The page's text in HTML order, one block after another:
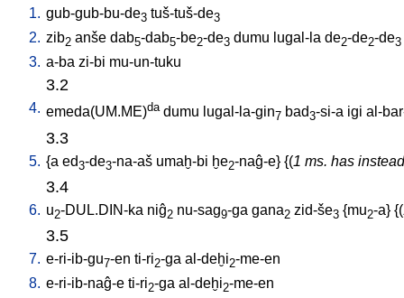
1. gub-gub-bu-de3 tuš-tuš-de3
2. zib2 anše dab5-dab5-be2-de3 dumu lugal-la de2-de2-de3
3. a-ba zi-bi mu-un-tuku
3.2
4. emeda(UM.ME)da dumu lugal-la-gin7 bad3-si-a igi al-
3.3
5. {a ed3-de3-na-aš umaḫ-bi ḫe2-naĝ-e} {(1 ms. has
3.4
6. u2-DUL.DIN-ka niĝ2 nu-sag9-ga gana2 zid-še3 {mu2-a} {(
3.5
7. e-ri-ib-gu7-en ti-ri2-ga al-deḫi2-me-en
8. e-ri-ib-naĝ-e ti-ri2-ga al-deḫi2-me-en